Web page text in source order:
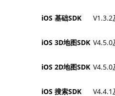
iOS 基础SDK V1.3.2
iOS 3D地图SDK V4.5.0
iOS 2D地图SDK V4.5.0
iOS 搜索SDK V4.4.1